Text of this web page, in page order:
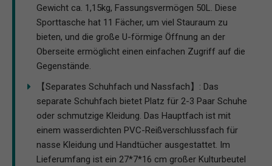
Gewicht ca. 1,15kg, Fassungsvermögen 50L. Diese
Sporttasche hat 11 Fächer, um viel Stauraum zu
bieten, und die große U-förmige Öffnung an der
Oberseite ermöglicht einen einfachen Zugriff auf die
Gegenstände.
【Separates Schuhfach und Nassfach】: Das
separate Schuhfach bietet Platz für 2-3 Paar Schuhe
oder schmutzige Kleidung. Das Hauptfach ist mit
einem wasserdichten PVC-Reißverschlussfach für
nasse Kleidung und Handtücher ausgestattet. Im
Lieferumfang ist ein 27*7*16 cm großer Kulturbeutel